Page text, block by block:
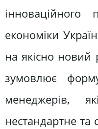
економіки
на якісно новий
зумовлює
менеджерів,
нестандартне та